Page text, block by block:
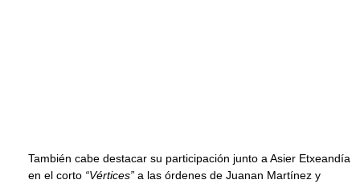
También cabe destacar su participación junto a Asier Etxeandía
en el corto “Vértices” a las órdenes de Juanan Martínez y